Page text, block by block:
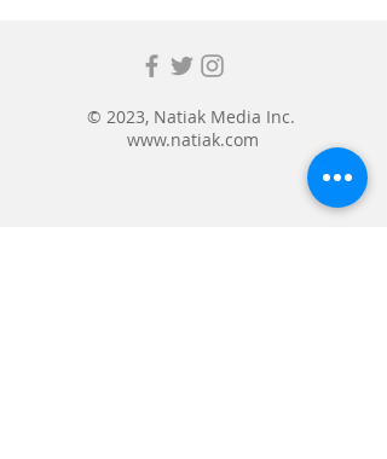
© 2023, Natiak Media Inc.
www.natiak.com